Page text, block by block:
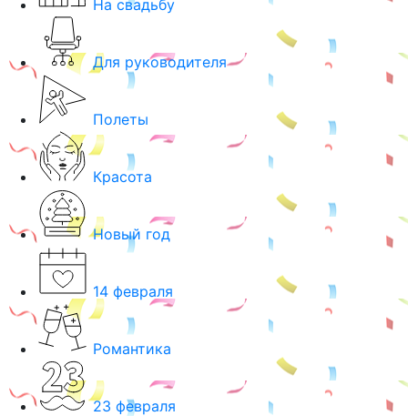
На свадьбу
Для руководителя
Полеты
Красота
Новый год
14 февраля
Романтика
23 февраля